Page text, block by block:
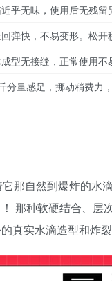
乎无味，使用后无残留
弹快，不易变形。松开
型无接缝，正常使用不
分量感足，挪动稍费力
那自然到爆炸的水
那种软硬结合、层
真实水滴造型和炸